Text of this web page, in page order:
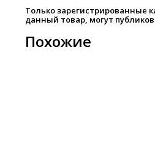
Только зарегистрированные
данный товар, могут
Похожие